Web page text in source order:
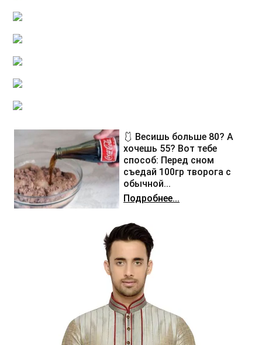
🩱 Весишь больше 80? А
хочешь 55? Вот тебе
способ: Перед сном
съедай 100гр творога с
обычной...
Подробнее...